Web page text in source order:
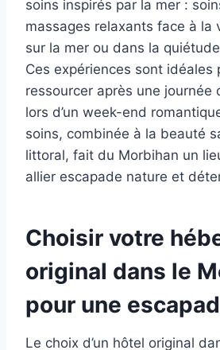
soins inspirés par la mer :
massages relaxants face à la
sur la mer ou dans la
Ces expériences sont idéales
ressourcer après une journée
lors d’un week-end
soins, combinée à la beauté
littoral, fait du Morbihan un
allier escapade nature et
Choisir votre
original dans le
pour une
Le choix d’un hôtel original